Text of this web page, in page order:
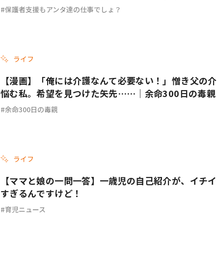
保護者支援もアンタ達の仕事でしょ？
ライフ
【漫画】「俺には介護なんて必要ない！」憎き父の
悩む私。希望を見つけた矢先……｜余命300日の毒
余命300日の毒親
ライフ
【ママと娘の一問一答】一歳児の自己紹介が、イチ
すぎるんですけど！
育児ニュース